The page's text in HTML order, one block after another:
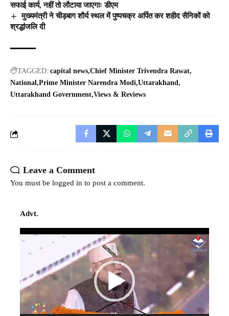
सफाई कार्य, नहीं तो लौटाया जाएगाः डीएम
मुख्यमंत्री ने चीड़बाग शौर्य स्थल में पुष्पचक्र अर्पित कर शहीद सैनिकों को
श्रद्धांजलि दी
TAGGED: capital news Chief Minister Trivendra Rawat
National Prime Minister Narendra Modi Uttarakhand
Uttarakhand Government Views & Reviews
Leave a Comment
You must be logged in to post a comment.
Advt.
Video